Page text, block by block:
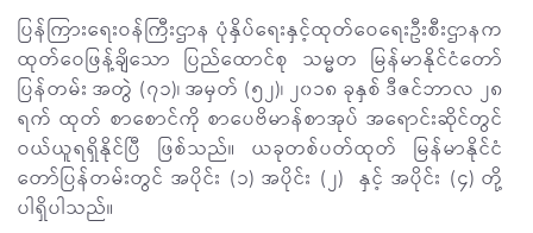
ပြန်ကြားရေးဝန်ကြီးဌာန ပုံနှိပ်ရေးနှင့်ထုတ်ဝေရေးဦးစီးဌာနက
ထုတ်ဝေဖြန့်ချိသော ပြည်ထောင်စု သမ္မတ မြန်မာနိုင်ငံတော်
ပြန်တမ်း အတွဲ (၇၁)၊ အမှတ် (၅၂)၊ ၂၀၁၈ ခုနှစ် ဒီဇင်ဘာလ ၂၈
ရက် ထုတ် စာစောင်ကို စာပေဗိမာန်စာအုပ် အရောင်းဆိုင်တွင်
ဝယ်ယူရရှိနိုင်ပြီ ဖြစ်သည်။ ယခုတစ်ပတ်ထုတ် မြန်မာနိုင်ငံ
တော်ပြန်တမ်းတွင် အပိုင်း (၁) အပိုင်း (၂) နှင့် အပိုင်း (၄) တို့
ပါရှိပါသည်။